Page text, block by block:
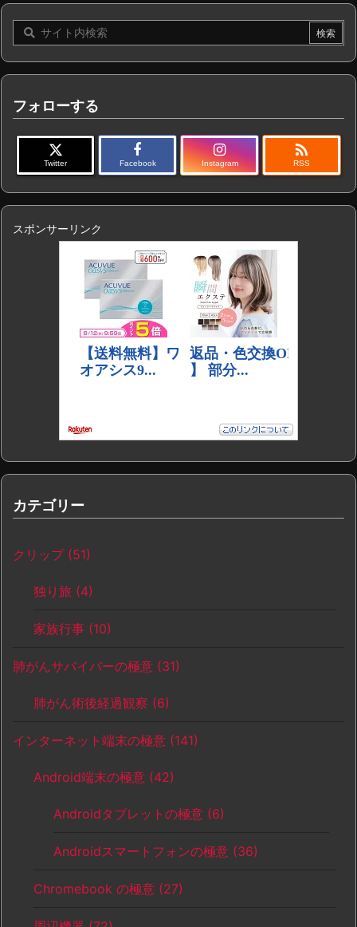
フォローする
Twitter Facebook Instagram

RSS
スポンサーリンク
カテゴリー
クリップ (51)
独り旅 (4)
家族行事 (10)
肺がんサバイバーの極意 (31)
肺がん術後経過観察 (6)
インターネット端末の極意 (141)
Android端末の極意 (42)
Androidタブレットの極意 (6)
Androidスマートフォンの極意 (36)
Chromebook の極意 (27)